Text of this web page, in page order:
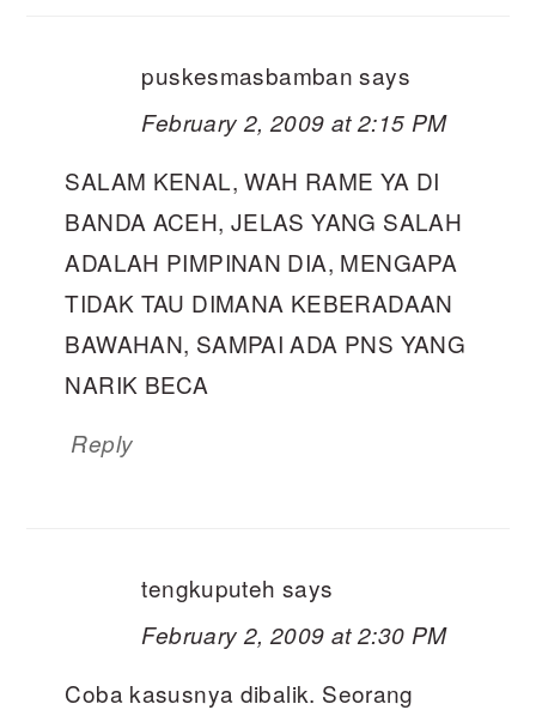
puskesmasbamban says
February 2, 2009 at 2:15 PM
SALAM KENAL, WAH RAME YA DI
BANDA ACEH, JELAS YANG SALAH
ADALAH PIMPINAN DIA, MENGAPA
TIDAK TAU DIMANA KEBERADAAN
BAWAHAN, SAMPAI ADA PNS YANG
NARIK BECA
Reply
tengkuputeh says
February 2, 2009 at 2:30 PM
Coba kasusnya dibalik. Seorang